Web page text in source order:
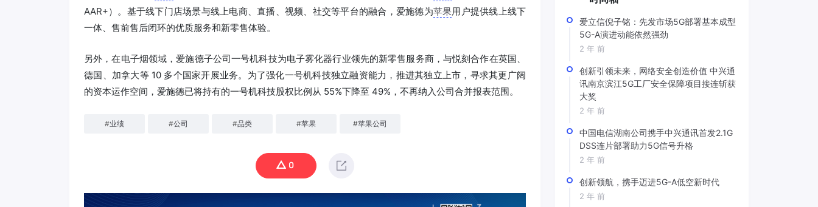
AAR+）。基于线下门店场景与线上电商、直播、视频、社交等平台的融合，爱施德为苹果用户提供线上线下
一体、售前售后闭环的优质服务和新零售体验。
另外，在电子烟领域，爱施德子公司一号机科技为电子雾化器行业领先的新零售服务商，与悦刻合作在英国、
德国、加拿大等 10 多个国家开展业务。为了强化一号机科技独立融资能力，推进其独立上市，寻求其更广阔
的资本运作空间，爱施德已将持有的一号机科技股权比例从 55%下降至 49%，不再纳入公司合并报表范围。
#业绩 #公司 #品类 #苹果 #苹果公司
0
爱立信倪子铭：先发市场5G部署基本成型
5G-A演进动能依然强劲
2 年 前
创新引领未来，网络安全创造价值 中兴通
讯南京滨江5G工厂安全保障项目接连斩获
大奖
2 年 前
中国电信湖南公司携手中兴通讯首发2.1G
DSS连片部署助力5G信号升格
2 年 前
创新领航，携手迈进5G-A低空新时代
2 年 前